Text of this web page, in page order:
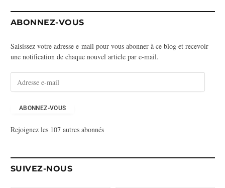
ABONNEZ-VOUS
Saisissez votre adresse e-mail pour vous abonner à ce blog et recevoir
une notification de chaque nouvel article par e-mail.
s
m
ABONNEZ-VOUS
Rejoignez les 107 autres abonnés
SUIVEZ-NOUS